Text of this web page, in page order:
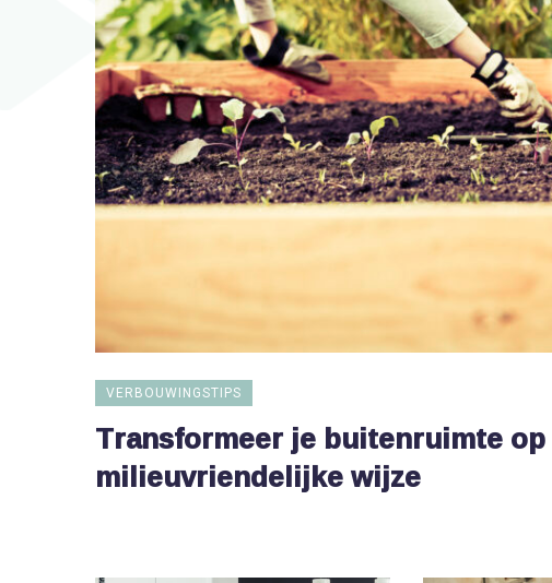
VERBOUWINGSTIPS
Transformeer je buitenruimte op
milieuvriendelijke wijze